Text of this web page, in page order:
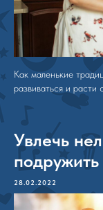
Как маленькие
развиваться и расти
Увлечь
28.02.2022